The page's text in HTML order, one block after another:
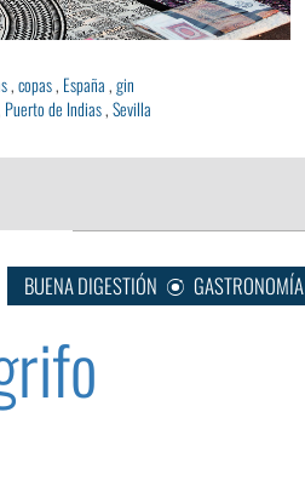
, copas, España , gin
Puerto de Indias,Sevilla
BUENA DIGESTIÓN GASTRONOMÍA